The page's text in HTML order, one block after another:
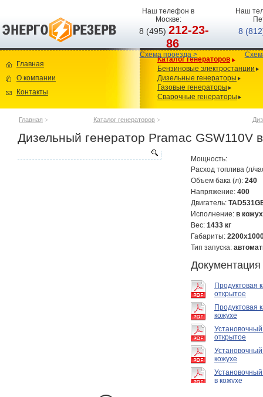
Наш телефон в
Москве:
8 (495)212-23-
86
Схема проезда >
Наш
8
Главная
О компании
Контакты
Каталог генераторов
Бензиновые электростанции
Дизельные генераторы
Газовые генераторы
Сварочные генераторы
Главная > Каталог генераторов >
Дизельный генератор Pramac GSW110V
Мощность:
Расход топлива (л/
Объем бака (л): 240
Напряжение: 400
Двигатель:
Исполнение: в
Вес: 1433 кг
Габариты:
Тип запуска:
Документация
Продуктовая
открытое
Продуктовая
кожухе
открытое
кожухе
в кожухе